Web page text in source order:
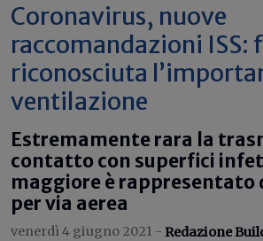
Coronavirus, nuove
raccomandazioni ISS:
riconosciuta
ventilazione
Estremamente rara la
contatto con superfici
maggiore è rappresentato
per via aerea
venerdì 4 giugno 2021 - Redazione